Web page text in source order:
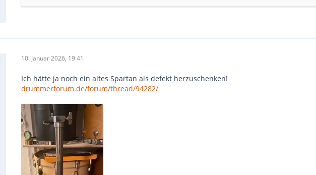
10. Januar 2026, 19:41
Ich hätte ja noch ein altes Spartan als defekt herzuschenken!
drummerforum.de/forum/thread/94282/